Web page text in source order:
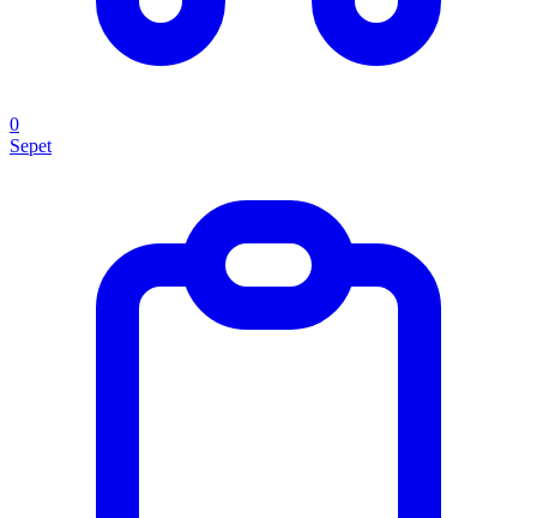
0
Sepet